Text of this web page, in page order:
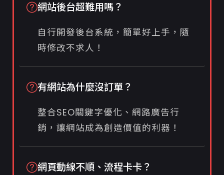
網站後台超難用嗎？
自行開發後台系統，簡單好上手，隨
時修改不求人！
有網站為什麼沒訂單？
整合SEO關鍵字優化、網路廣告行
銷，讓網站成為創造價值的利器！
網頁動線不順、流程卡卡？